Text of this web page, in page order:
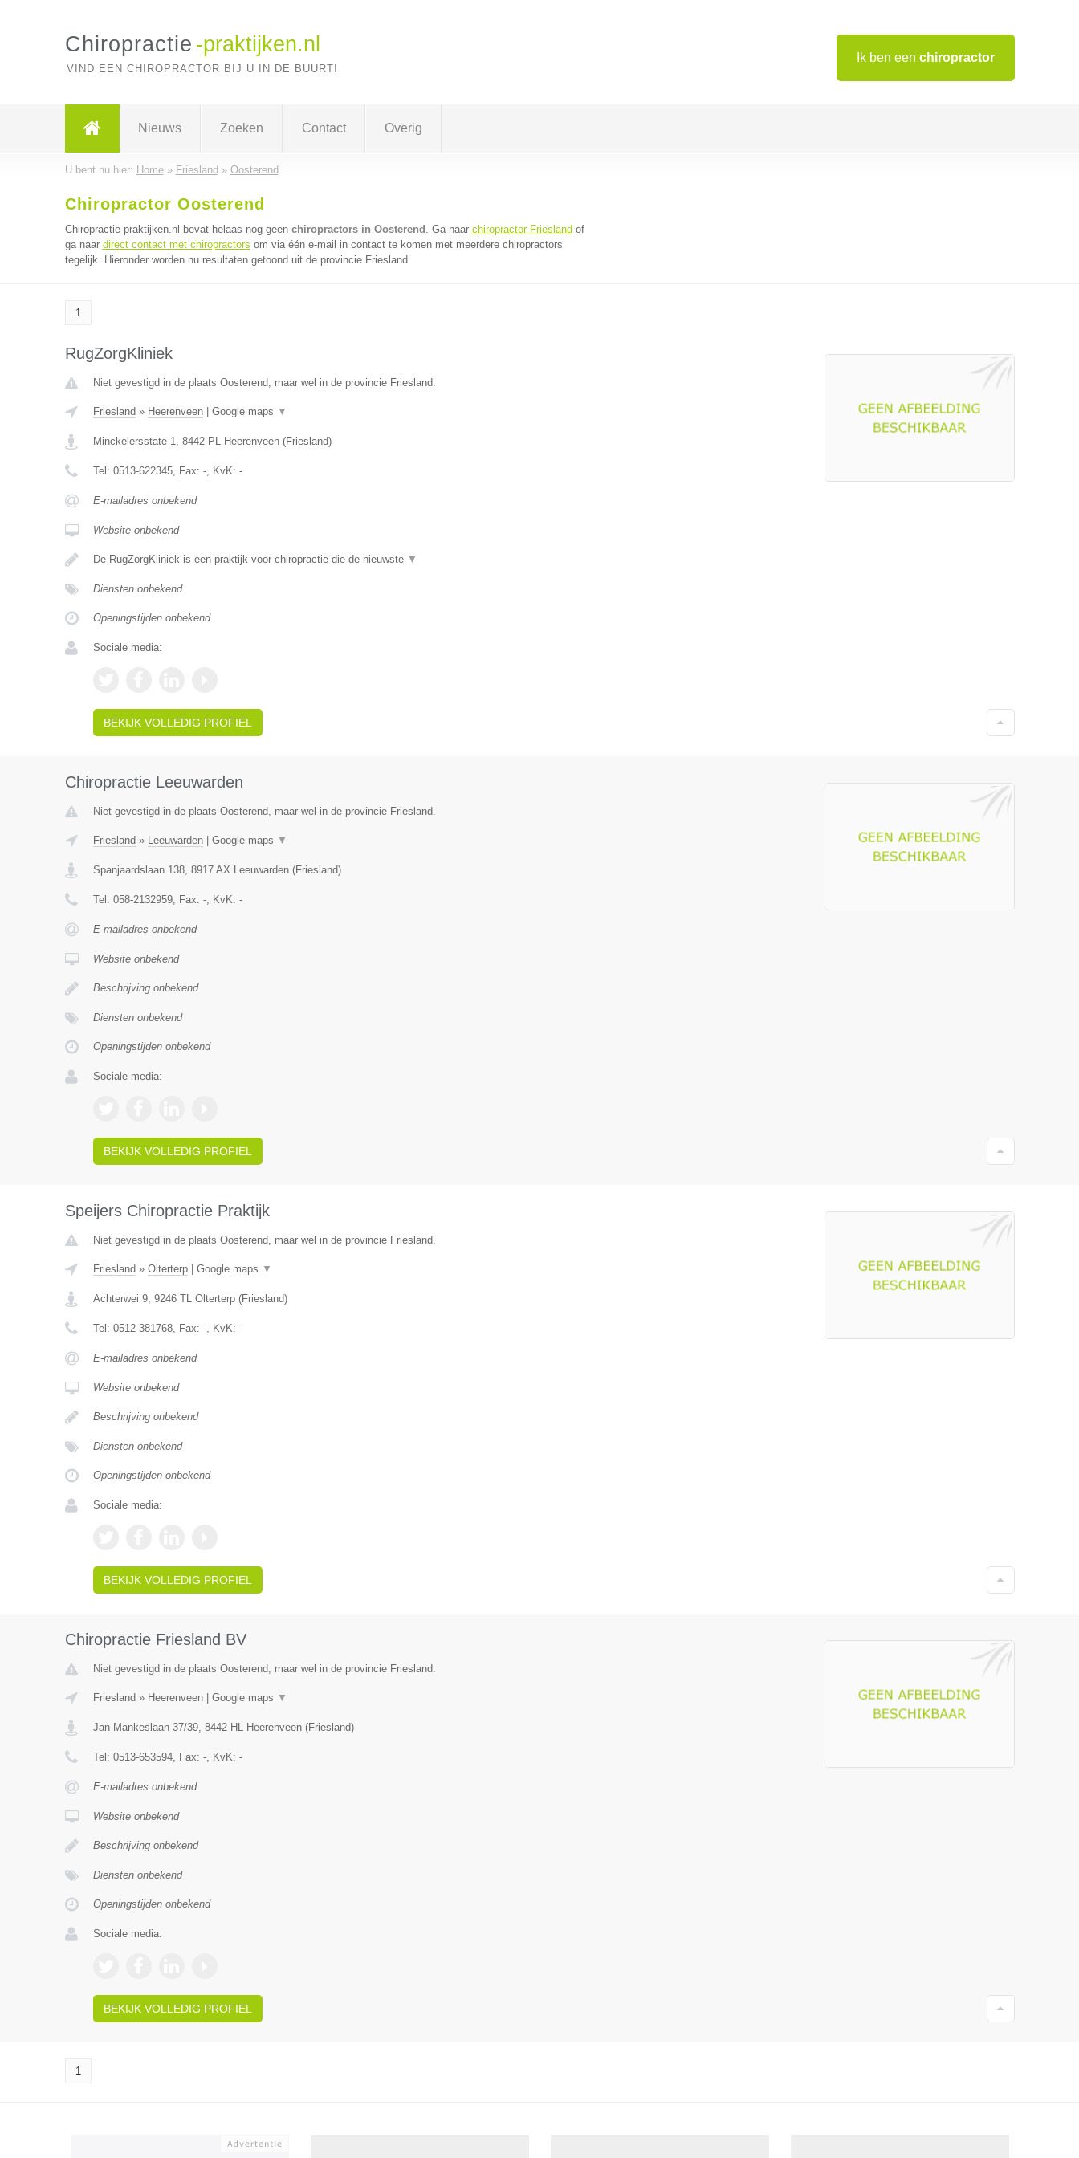
Ik ben een chiropractor
Chiropractie -praktijken.nl
VIND EEN CHIROPRACTOR BIJ U IN DE BUURT!
Nieuws Zoeken Contact Overig
U bent nu hier: Home» Friesland » Oosterend
Chiropractor Oosterend
Chiropractie-praktijken.nl bevat helaas nog geen chiropractors in Oosterend . Ga naar chiropractor Friesland of
ga naar direct contact met chiropractors om via één e-mail in contact te komen met meerdere chiropractors
tegelijk. Hieronder worden nu resultaten getoond uit de provincie Friesland.
1
RugZorgKliniek
Niet gevestigd in de plaats Oosterend, maar wel in de provincie Friesland.
Friesland » Heerenveen| Google maps ▼
Minckelersstate 1, 8442 PL Heerenveen(Friesland)
Tel: 0513-622345, Fax: -, KvK: -
E-mailadres onbekend
Website onbekend
De RugZorgKliniek is een praktijk voor chiropractie die de nieuwste ▼
Diensten onbekend
Openingstijden onbekend
Sociale media:
BEKIJK VOLLEDIG PROFIEL
Chiropractie Leeuwarden
Niet gevestigd in de plaats Oosterend, maar wel in de provincie Friesland.
Friesland » Leeuwarden| Google maps ▼
Spanjaardslaan 138, 8917 AX Leeuwarden(Friesland)
Tel: 058-2132959, Fax: -, KvK: -
E-mailadres onbekend
Website onbekend
Beschrijving onbekend
Diensten onbekend
Openingstijden onbekend
Sociale media:
BEKIJK VOLLEDIG PROFIEL
Speijers Chiropractie Praktijk
Niet gevestigd in de plaats Oosterend, maar wel in de provincie Friesland.
Friesland » Olterterp| Google maps ▼
Achterwei 9, 9246 TL Olterterp(Friesland)
Tel: 0512-381768, Fax: -, KvK: -
E-mailadres onbekend
Website onbekend
Beschrijving onbekend
Diensten onbekend
Openingstijden onbekend
Sociale media:
BEKIJK VOLLEDIG PROFIEL
Chiropractie Friesland BV
Niet gevestigd in de plaats Oosterend, maar wel in de provincie Friesland.
Friesland » Heerenveen| Google maps ▼
Jan Mankeslaan 37/39, 8442 HL Heerenveen(Friesland)
Tel: 0513-653594, Fax: -, KvK: -
E-mailadres onbekend
Website onbekend
Beschrijving onbekend
Diensten onbekend
Openingstijden onbekend
Sociale media:
BEKIJK VOLLEDIG PROFIEL
1